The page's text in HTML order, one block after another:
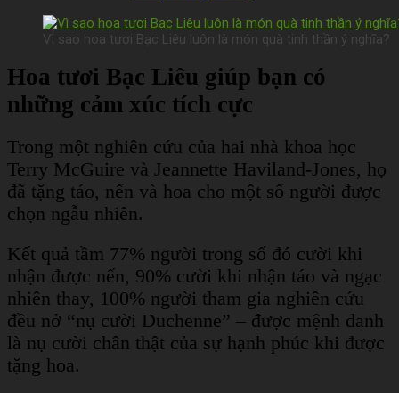
Vì sao hoa tươi Bạc Liêu luôn là món quà tinh thần ý nghĩa?
Hoa tươi Bạc Liêu giúp bạn có
những cảm xúc tích cực
Trong một nghiên cứu của hai nhà khoa học
Terry McGuire và Jeannette Haviland-Jones, họ
đã tặng táo, nến và hoa cho một số người được
chọn ngẫu nhiên.
Kết quả tầm 77% người trong số đó cười khi
nhận được nến, 90% cười khi nhận táo và ngạc
nhiên thay, 100% người tham gia nghiên cứu
đều nở “nụ cười Duchenne” – được mệnh danh
là nụ cười chân thật của sự hạnh phúc khi được
tặng hoa.